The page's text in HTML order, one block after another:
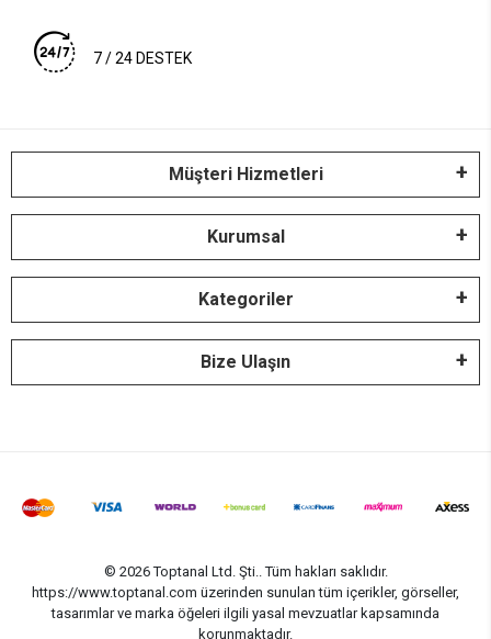
7 / 24 DESTEK
Müşteri Hizmetleri
Kurumsal
Kategoriler
Bize Ulaşın
© 2026 Toptanal Ltd. Şti.. Tüm hakları saklıdır.
https://www.toptanal.com üzerinden sunulan tüm içerikler, görseller,
tasarımlar ve marka öğeleri ilgili yasal mevzuatlar kapsamında
korunmaktadır.